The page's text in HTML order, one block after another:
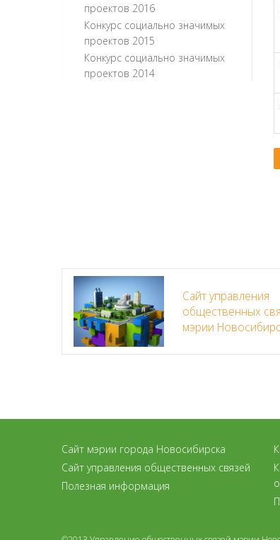
проектов 2016
Конкурс социально значимых
проектов 2015
Конкурс социально значимых
проектов 2014
Сайт управления
общественных
мэрии
Сайт мэрии города Новосибирска
Сайт управления общественных связей
Полезная информация